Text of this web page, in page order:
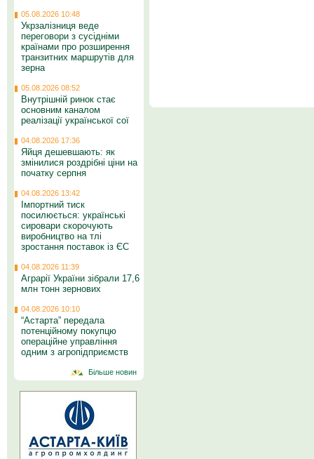
05.08.2026 10:48
Укрзалізниця веде
переговори з сусідніми
країнами про розширення
транзитних маршрутів для
зерна
05.08.2026 08:52
Внутрішній ринок стає
основним каналом
реалізації української сої
04.08.2026 17:36
Яйця дешевшають: як
змінилися роздрібні ціни на
початку серпня
04.08.2026 13:42
Імпортний тиск
посилюється: українські
сировари скорочують
виробництво на тлі
зростання поставок із ЄС
04.08.2026 11:39
Аграрії України зібрали 17,6
млн тонн зернових
04.08.2026 10:10
“Астарта” передала
потенційному покупцю
операційне управління
одним з агропідприємств
Більше новин